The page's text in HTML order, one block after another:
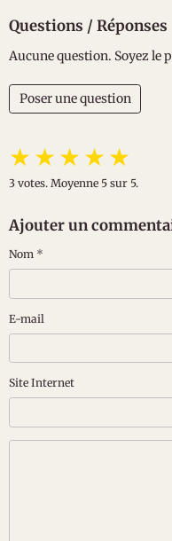
Questions / Réponses
Aucune question. Soyez le
Poser une question
★★★★★
3 votes. Moyenne 5 sur 5.
Ajouter un
Nom
E-mail
Site Internet